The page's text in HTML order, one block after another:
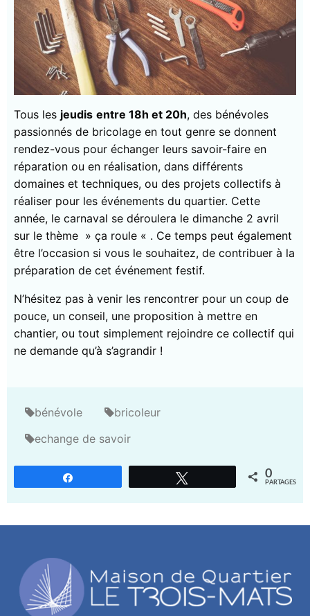
Tous les jeudis entre 18h et 20h, des bénévoles
passionnés de bricolage en tout genre se donnent
rendez-vous pour échanger leurs savoir-faire en
réparation ou en réalisation, dans différents
domaines et techniques, ou des projets collectifs à
réaliser pour les événements du quartier. Cette
année, le carnaval se déroulera le dimanche 2 avril
sur le thème » ça roule « . Ce temps peut également
être l’occasion si vous le souhaitez, de contribuer à la
préparation de cet événement festif.
N’hésitez pas à venir les rencontrer pour un coup de
pouce, un conseil, une proposition à mettre en
chantier, ou tout simplement rejoindre ce collectif qui
ne demande qu’à s’agrandir !
bénévole
bricoleur
echange de savoir
0
PARTAGES